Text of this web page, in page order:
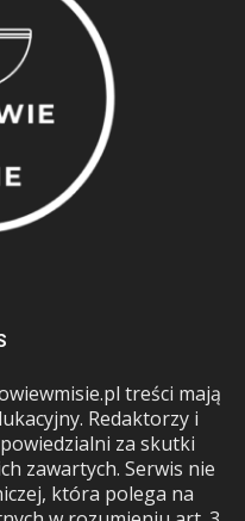
treści mają
Redaktorzy i
za skutki
zawartych. Serwis nie
która polega na